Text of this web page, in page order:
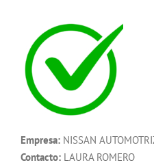
Empresa: NISSAN
Contacto: LAURA ROMERO